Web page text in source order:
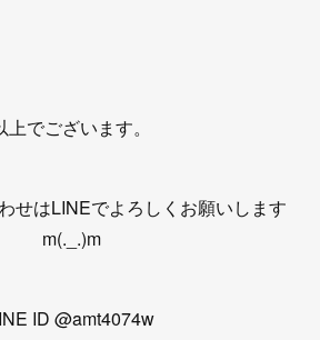
上でございます。
せはLINEでよろしくお願いします
m(._.)m
ID @amt4074w